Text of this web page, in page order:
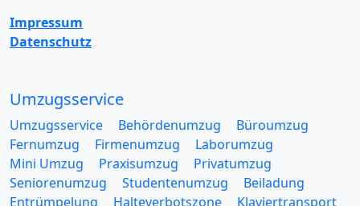
Impressum
Datenschutz
Umzugsservice
Umzugsservice Behördenumzug
Büroumzug
Fernumzug
Firmenumzug
Laborumzug
Mini Umzug
Praxisumzug
Privatumzug
Seniorenumzug
Studentenumzug
Beiladung
Entrümpelung
Halteverbotszone
Klaviertransport